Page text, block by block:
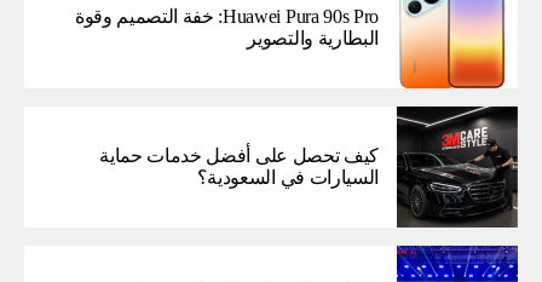
Huawei Pura 90s Pro: خفة التصميم وقوة
البطارية والتصوير
كيف تحصل على أفضل خدمات حماية
السيارات في السعودية؟